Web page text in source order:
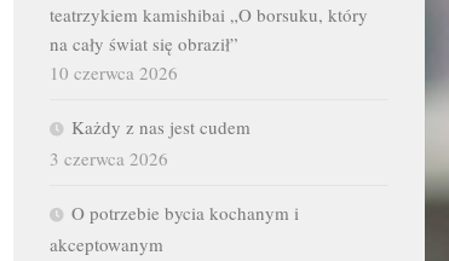
teatrzykiem kamishibai „O borsuku, który
na cały świat się obraził”
10 czerwca 2026
Każdy z nas jest cudem
3 czerwca 2026
O potrzebie bycia kochanym i
akceptowanym